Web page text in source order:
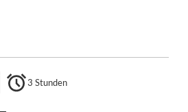
3 Stunden